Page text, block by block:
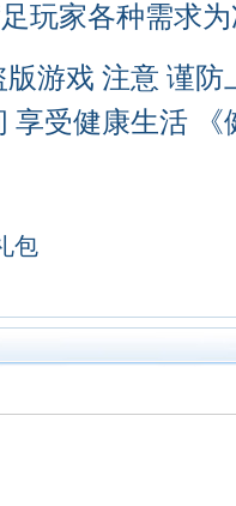
玩家各种需求
戏 注意 谨防
享受健康生活 《
包